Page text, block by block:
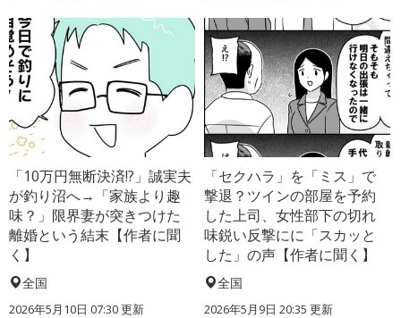
「10万円無断決済!?」誠実夫
が釣り沼へ→「家族より趣
味？」限界妻が突きつけた
離婚という結末【作者に聞
く】
全国
2026年5月10日 07:30 更新
「セクハラ」を「ミス」で
撃退？ツインの部屋を予約
した上司、女性部下の切れ
味鋭い反撃にに「スカッと
した」の声【作者に聞く】
全国
2026年5月9日 20:35 更新